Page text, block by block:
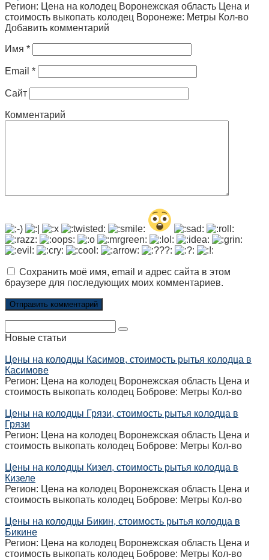
Регион: Цена на колодец Воронежская область Цена и
стоимость выкопать колодец Воронеже: Метры Кол-во
Добавить комментарий
Имя *
Email *
Сайт
Комментарий
Сохранить моё имя, email и адрес сайта в этом
браузере для последующих моих комментариев.
Новые статьи
Цены на колодцы Касимов, стоимость рытья колодца в
Касимове
Регион: Цена на колодец Воронежская область Цена и
стоимость выкопать колодец Боброве: Метры Кол-во
Цены на колодцы Грязи, стоимость рытья колодца в
Грязи
Регион: Цена на колодец Воронежская область Цена и
стоимость выкопать колодец Боброве: Метры Кол-во
Цены на колодцы Кизел, стоимость рытья колодца в
Кизеле
Регион: Цена на колодец Воронежская область Цена и
стоимость выкопать колодец Боброве: Метры Кол-во
Цены на колодцы Бикин, стоимость рытья колодца в
Бикине
Регион: Цена на колодец Воронежская область Цена и
стоимость выкопать колодец Боброве: Метры Кол-во